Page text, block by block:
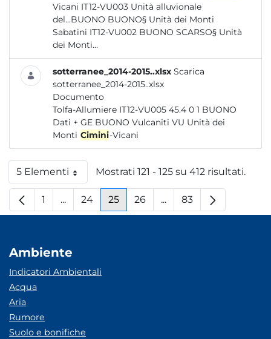
Vicani IT12-VU003 Unità alluvionale
del...BUONO BUONO§ Unità dei Monti
Sabatini IT12-VU002 BUONO SCARSO§ Unità
dei Monti...
sotterranee_2014-2015..xlsx Scarica
sotterranee_2014-2015..xlsx
Documento
Tolfa-Allumiere IT12-VU005 45.4 0 1 BUONO
Dati + GE BUONO Vulcaniti VU Unità dei
Monti Cimini-Vicani
5 ElementiPer paginaMostrati 121 - 125 su 412 risultati.
Pagina
1 ...Pagine intermedie
Pagina
24 Pagina
25 Pagina
26 ...Pagine intermedie
Pagina
83
Ambiente
Indicatori Ambientali
Acqua
Aria
Rumore
Suolo e bonifiche